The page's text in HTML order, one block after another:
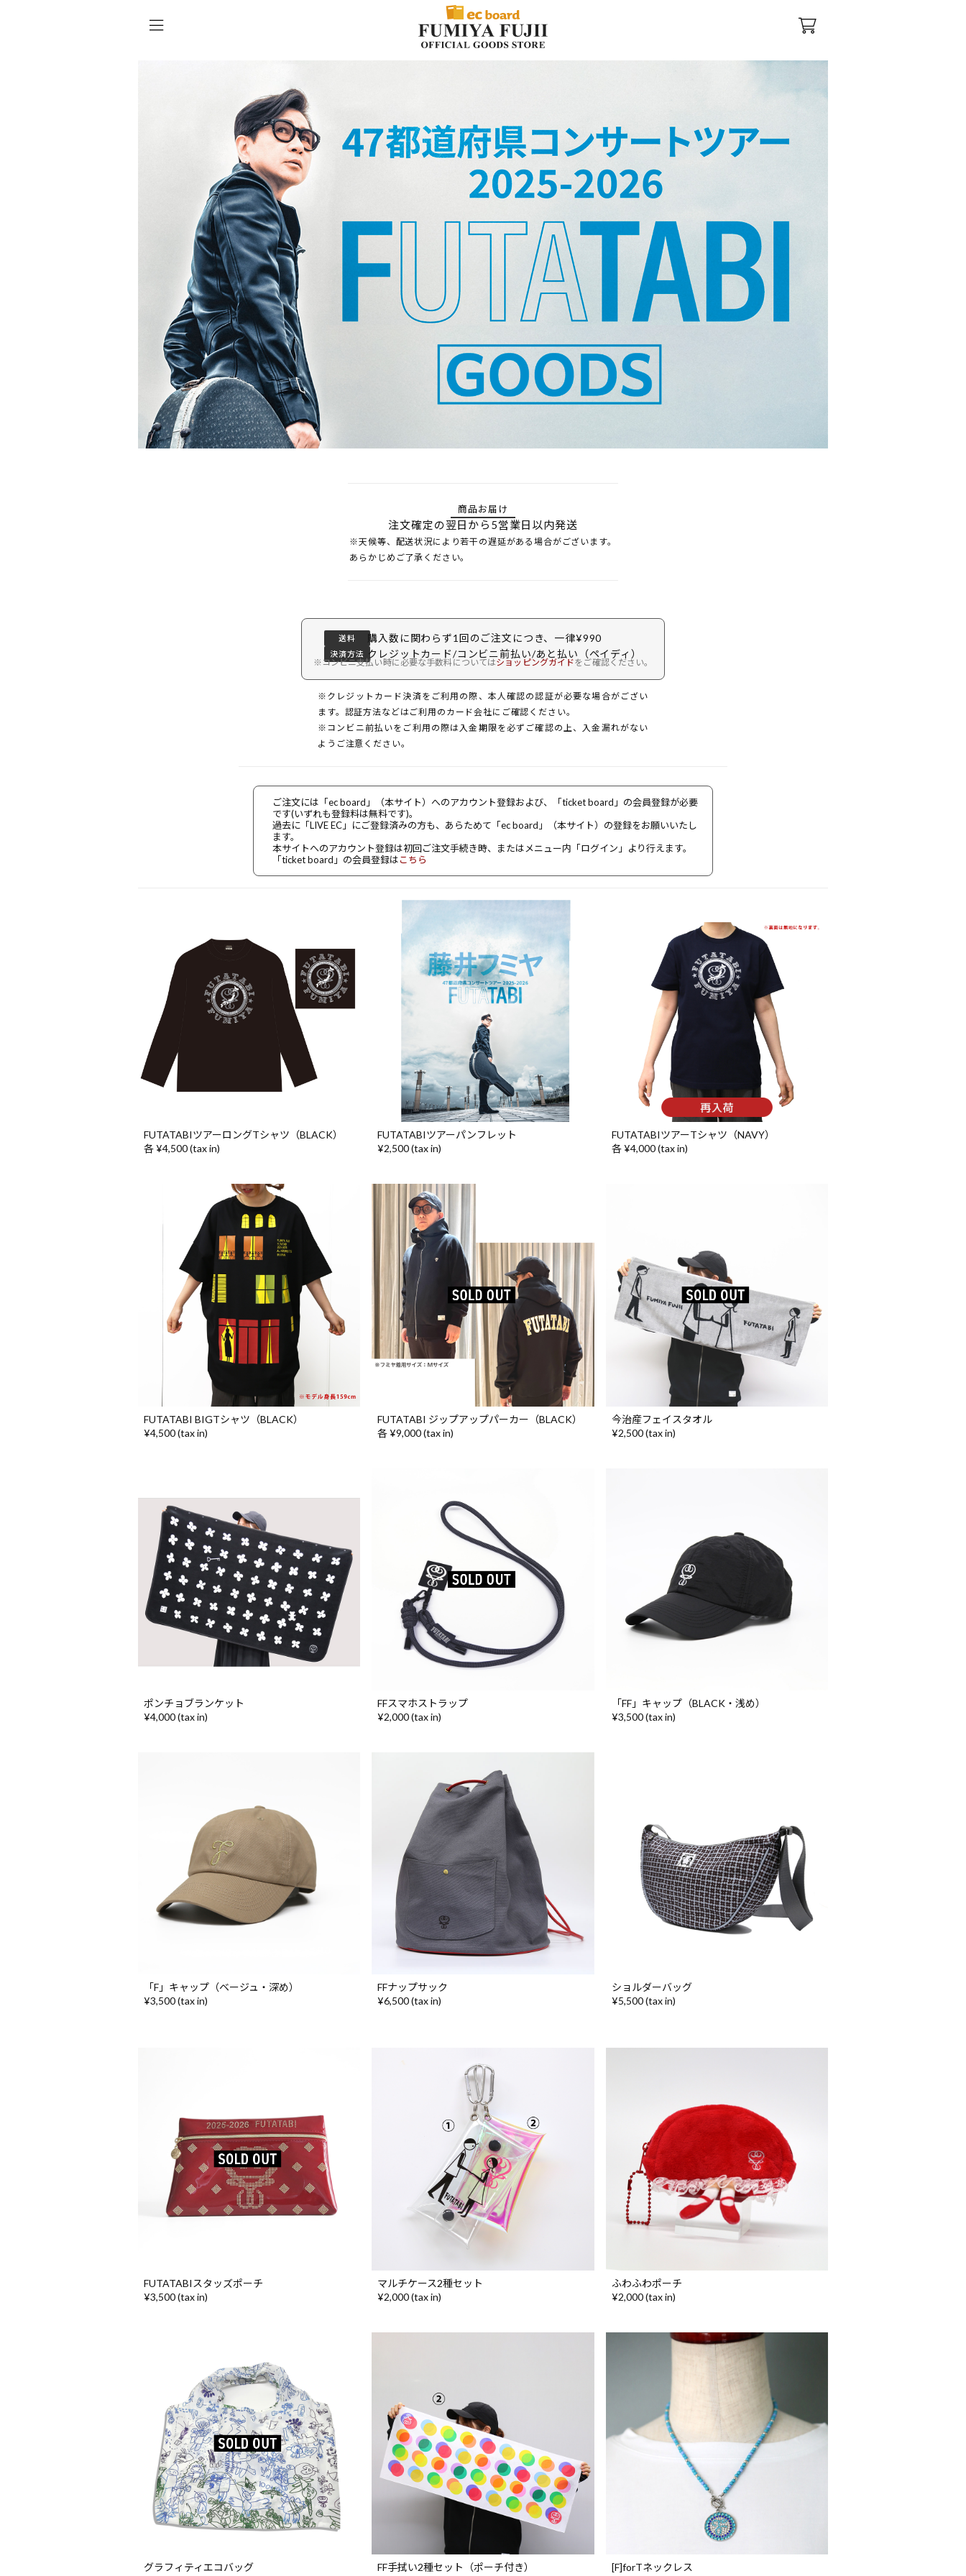
商品お届け
注文確定の翌日から5営業日以内発送
※天候等、配送状況により若干の遅延がある場合がございます。
あらかじめご了承ください。
送料 購入数に関わらず1回のご注文につき、一律¥990
決済方法 クレジットカード/コンビニ前払い/あと払い（ペイディ）
※コンビニ支払い時に必要な手数料についてはショッピングガイドをご確認ください。
※クレジットカード決済をご利用の際、本人確認の認証が必要な場合がござい
ます。認証方法などはご利用のカード会社にご確認ください。
※コンビニ前払いをご利用の際は入金期限を必ずご確認の上、入金漏れがない
ようご注意ください。
ご注文には「ec board」（本サイト）へのアカウント登録および、「ticket board」の会員登録が必要
です(いずれも登録料は無料です)。
過去に「LIVE EC」にご登録済みの方も、あらためて「ec board」（本サイト）の登録をお願いいたし
ます。
本サイトへのアカウント登録は初回ご注文手続き時、またはメニュー内「ログイン」より行えます。
「ticket board」の会員登録はこちら
FUTATABIツアーロングTシャツ（BLACK）
各 ¥4,500 (tax in)
FUTATABIツアーパンフレット
¥2,500 (tax in)
FUTATABIツアーTシャツ（NAVY）
各 ¥4,000 (tax in)
FUTATABI BIGTシャツ（BLACK）
¥4,500 (tax in)
FUTATABI ジップアップパーカー（BLACK）
各 ¥9,000 (tax in)
今治産フェイスタオル
¥2,500 (tax in)
ポンチョブランケット
¥4,000 (tax in)
FFスマホストラップ
¥2,000 (tax in)
「FF」キャップ（BLACK・浅め）
¥3,500 (tax in)
「F」キャップ（ベージュ・深め）
¥3,500 (tax in)
FFナップサック
¥6,500 (tax in)
ショルダーバッグ
¥5,500 (tax in)
FUTATABIスタッズポーチ
¥3,500 (tax in)
マルチケース2種セット
¥2,000 (tax in)
ふわふわポーチ
¥2,000 (tax in)
グラフィティエコバッグ
FF手拭い2種セット（ポーチ付き）
[F]forTネックレス